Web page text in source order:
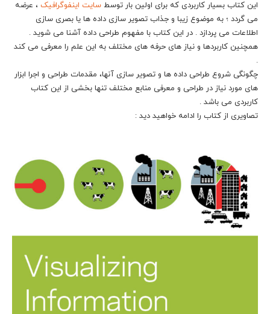
این کتاب بسیار کاربردی که برای اولین بار توسط سایت اینفوگرافیک ، عرضه
می گردد ؛ به موضوع زیبا و جذاب تصویر سازی داده ها یا بصری سازی
اطلاعات می پردازد . در این کتاب با مفهوم طراحی داده آشنا می شوید .
همچنین کاربردها و نیاز های حرفه های مختلف به این علم را معرفی می کند
.
چگونگی شروع طراحی داده ها و تصویر سازی آنها، مقدمات طراحی و اجرا ابزار
های مورد نیاز در طراحی و معرفی منابع مختلف تنها بخشی از این کتاب
کاربردی می باشد .
تصاویری از کتاب را ادامه خواهید دید :